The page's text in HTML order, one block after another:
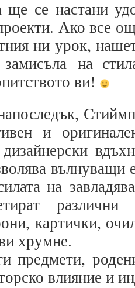
ще се настани
Ако все
ни урок,
на
ви!
и
вълнуващи
на
различни
картички,
хрумне.
предмети,
влияние и